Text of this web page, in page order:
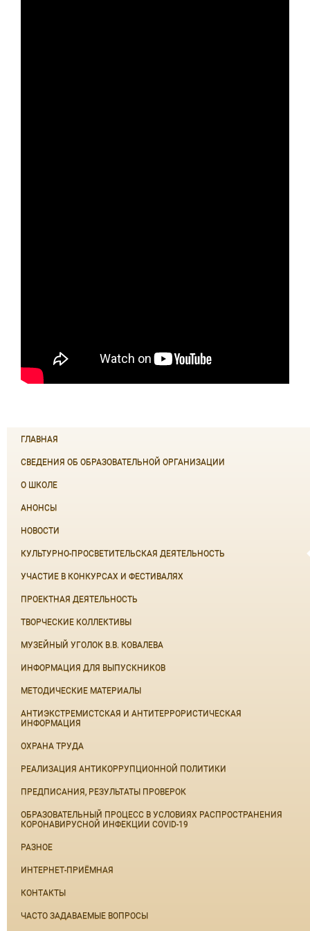
ГЛАВНАЯ
СВЕДЕНИЯ ОБ ОБРАЗОВАТЕЛЬНОЙ ОРГАНИЗАЦИИ
О ШКОЛЕ
АНОНСЫ
НОВОСТИ
КУЛЬТУРНО-ПРОСВЕТИТЕЛЬСКАЯ ДЕЯТЕЛЬНОСТЬ
УЧАСТИЕ В КОНКУРСАХ И ФЕСТИВАЛЯХ
ПРОЕКТНАЯ ДЕЯТЕЛЬНОСТЬ
ТВОРЧЕСКИЕ КОЛЛЕКТИВЫ
МУЗЕЙНЫЙ УГОЛОК В.В. КОВАЛЕВА
ИНФОРМАЦИЯ ДЛЯ ВЫПУСКНИКОВ
МЕТОДИЧЕСКИЕ МАТЕРИАЛЫ
АНТИЭКСТРЕМИСТСКАЯ И АНТИТЕРРОРИСТИЧЕСКАЯ
ИНФОРМАЦИЯ
ОХРАНА ТРУДА
РЕАЛИЗАЦИЯ АНТИКОРРУПЦИОННОЙ ПОЛИТИКИ
ПРЕДПИСАНИЯ, РЕЗУЛЬТАТЫ ПРОВЕРОК
ОБРАЗОВАТЕЛЬНЫЙ ПРОЦЕСС В УСЛОВИЯХ РАСПРОСТРАНЕНИЯ
КОРОНАВИРУСНОЙ ИНФЕКЦИИ COVID-19
РАЗНОЕ
ИНТЕРНЕТ-ПРИЁМНАЯ
КОНТАКТЫ
ЧАСТО ЗАДАВАЕМЫЕ ВОПРОСЫ